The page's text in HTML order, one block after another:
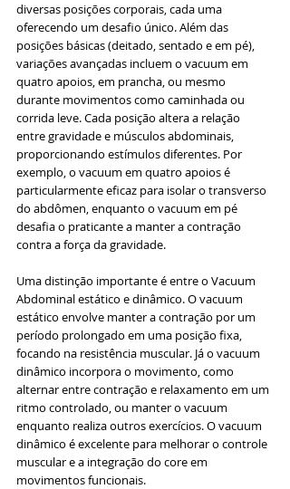
diversas posições corporais, cada uma
oferecendo um desafio único. Além das
posições básicas (deitado, sentado e em pé),
variações avançadas incluem o vacuum em
quatro apoios, em prancha, ou mesmo
durante movimentos como caminhada ou
corrida leve. Cada posição altera a relação
entre gravidade e músculos abdominais,
proporcionando estímulos diferentes. Por
exemplo, o vacuum em quatro apoios é
particularmente eficaz para isolar o transverso
do abdômen, enquanto o vacuum em pé
desafia o praticante a manter a contração
contra a força da gravidade.
Uma distinção importante é entre o Vacuum
Abdominal estático e dinâmico. O vacuum
estático envolve manter a contração por um
período prolongado em uma posição fixa,
focando na resistência muscular. Já o vacuum
dinâmico incorpora o movimento, como
alternar entre contração e relaxamento em um
ritmo controlado, ou manter o vacuum
enquanto realiza outros exercícios. O vacuum
dinâmico é excelente para melhorar o controle
muscular e a integração do core em
movimentos funcionais.